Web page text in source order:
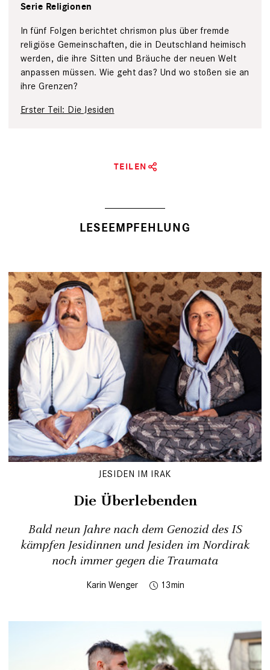
Serie Religionen
In fünf Folgen berichtet ­chrismon plus über fremde
religiöse Gemeinschaften, die in Deutschland heimisch
werden, die ihre Sitten und Bräuche der neuen Welt
anpassen müssen. Wie geht das? Und wo stoßen sie an
ihre Grenzen?
Erster Teil: Die Jesiden
TEILEN
LESEEMPFEHLUNG
JESIDEN IM IRAK
Die Überlebenden
Bald neun Jahre nach dem Genozid des IS
kämpfen Jesidinnen und Jesiden im Nordirak
noch immer gegen die Traumata
Karin Wenger 13